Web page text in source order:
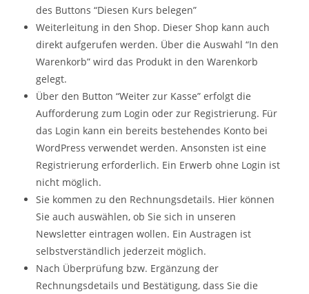
des Buttons “Diesen Kurs belegen”
Weiterleitung in den Shop. Dieser Shop kann auch
direkt aufgerufen werden. Über die Auswahl “In den
Warenkorb” wird das Produkt in den Warenkorb
gelegt.
Über den Button “Weiter zur Kasse” erfolgt die
Aufforderung zum Login oder zur Registrierung. Für
das Login kann ein bereits bestehendes Konto bei
WordPress verwendet werden. Ansonsten ist eine
Registrierung erforderlich. Ein Erwerb ohne Login ist
nicht möglich.
Sie kommen zu den Rechnungsdetails. Hier können
Sie auch auswählen, ob Sie sich in unseren
Newsletter eintragen wollen. Ein Austragen ist
selbstverständlich jederzeit möglich.
Nach Überprüfung bzw. Ergänzung der
Rechnungsdetails und Bestätigung, dass Sie die